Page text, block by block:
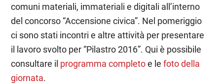
comuni materiali, immateriali e digitali all’interno
del concorso “Accensione civica”. Nel pomeriggio
ci sono stati incontri e altre attività per presentare
il lavoro svolto per “Pilastro 2016”. Qui è possibile
consultare il programma completoe lefoto della
giornata.